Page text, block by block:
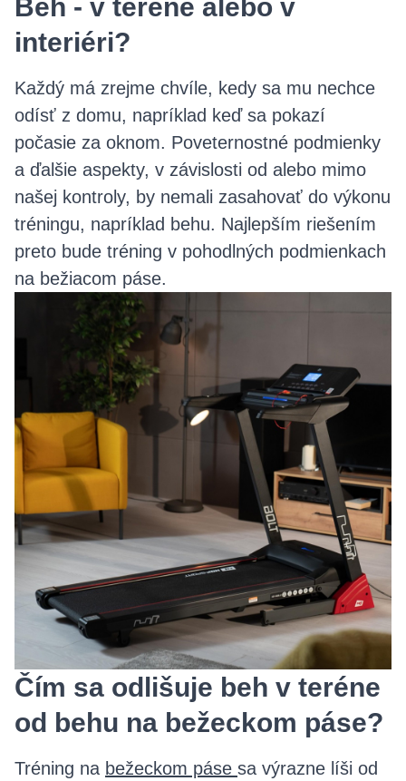
Beh - v teréne alebo v
interiéri?
Každý má zrejme chvíle, kedy sa mu nechce
odísť z domu, napríklad keď sa pokazí
počasie za oknom. Poveternostné podmienky
a ďalšie aspekty, v závislosti od alebo mimo
našej kontroly, by nemali zasahovať do výkonu
tréningu, napríklad behu. Najlepším riešením
preto bude tréning v pohodlných podmienkach
na bežiacom páse.
Čím sa odlišuje beh v teréne
od behu na bežeckom páse?
Tréning na bežeckom páse sa výrazne líši od